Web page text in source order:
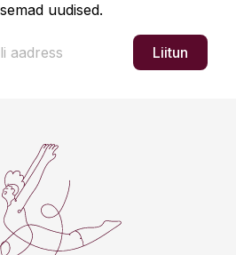
uudised.
Liitun